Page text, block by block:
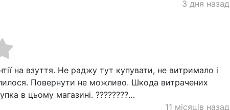
3 дня назад
на взуття. Не раджу тут купувати, не витримало і
Повернути не можливо. Шкода витрачених
в цьому магазині. ????????…
11 місяців назад